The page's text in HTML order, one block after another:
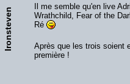
Ironsteven
Il me semble qu'en live
Wrathchild, Fear of the
Ré
Après que les trois soient
première !